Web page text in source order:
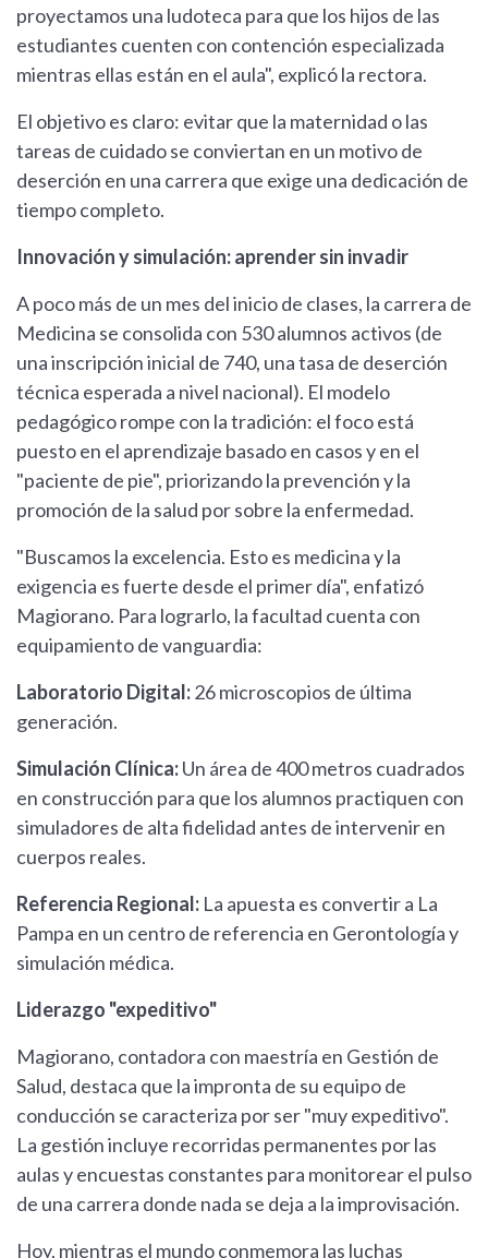
proyectamos una ludoteca para que los hijos de las
estudiantes cuenten con contención especializada
mientras ellas están en el aula", explicó la rectora.
El objetivo es claro: evitar que la maternidad o las
tareas de cuidado se conviertan en un motivo de
deserción en una carrera que exige una dedicación de
tiempo completo.
Innovación y simulación: aprender sin invadir
A poco más de un mes del inicio de clases, la carrera de
Medicina se consolida con 530 alumnos activos (de
una inscripción inicial de 740, una tasa de deserción
técnica esperada a nivel nacional). El modelo
pedagógico rompe con la tradición: el foco está
puesto en el aprendizaje basado en casos y en el
"paciente de pie", priorizando la prevención y la
promoción de la salud por sobre la enfermedad.
"Buscamos la excelencia. Esto es medicina y la
exigencia es fuerte desde el primer día", enfatizó
Magiorano. Para lograrlo, la facultad cuenta con
equipamiento de vanguardia:
Laboratorio Digital:26 microscopios de última
generación.
Simulación Clínica:Un área de 400 metros cuadrados
en construcción para que los alumnos practiquen con
simuladores de alta fidelidad antes de intervenir en
cuerpos reales.
Referencia Regional: La apuesta es convertir a La
Pampa en un centro de referencia en Gerontología y
simulación médica.
Liderazgo "expeditivo"
Magiorano, contadora con maestría en Gestión de
Salud, destaca que la impronta de su equipo de
conducción se caracteriza por ser "muy expeditivo".
La gestión incluye recorridas permanentes por las
aulas y encuestas constantes para monitorear el pulso
de una carrera donde nada se deja a la improvisación.
Hoy, mientras el mundo conmemora las luchas